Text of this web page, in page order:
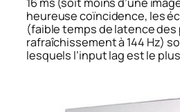
heureuse coïncidence, les
(faible temps de latence des
rafraîchissement à 144 Hz)
lesquels l’input lag est le